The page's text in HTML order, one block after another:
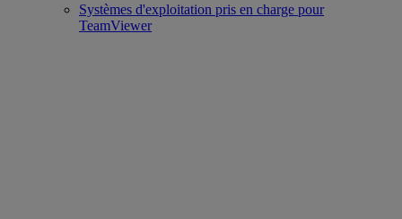
Systèmes d'exploitation pris en charge pour
TeamViewer